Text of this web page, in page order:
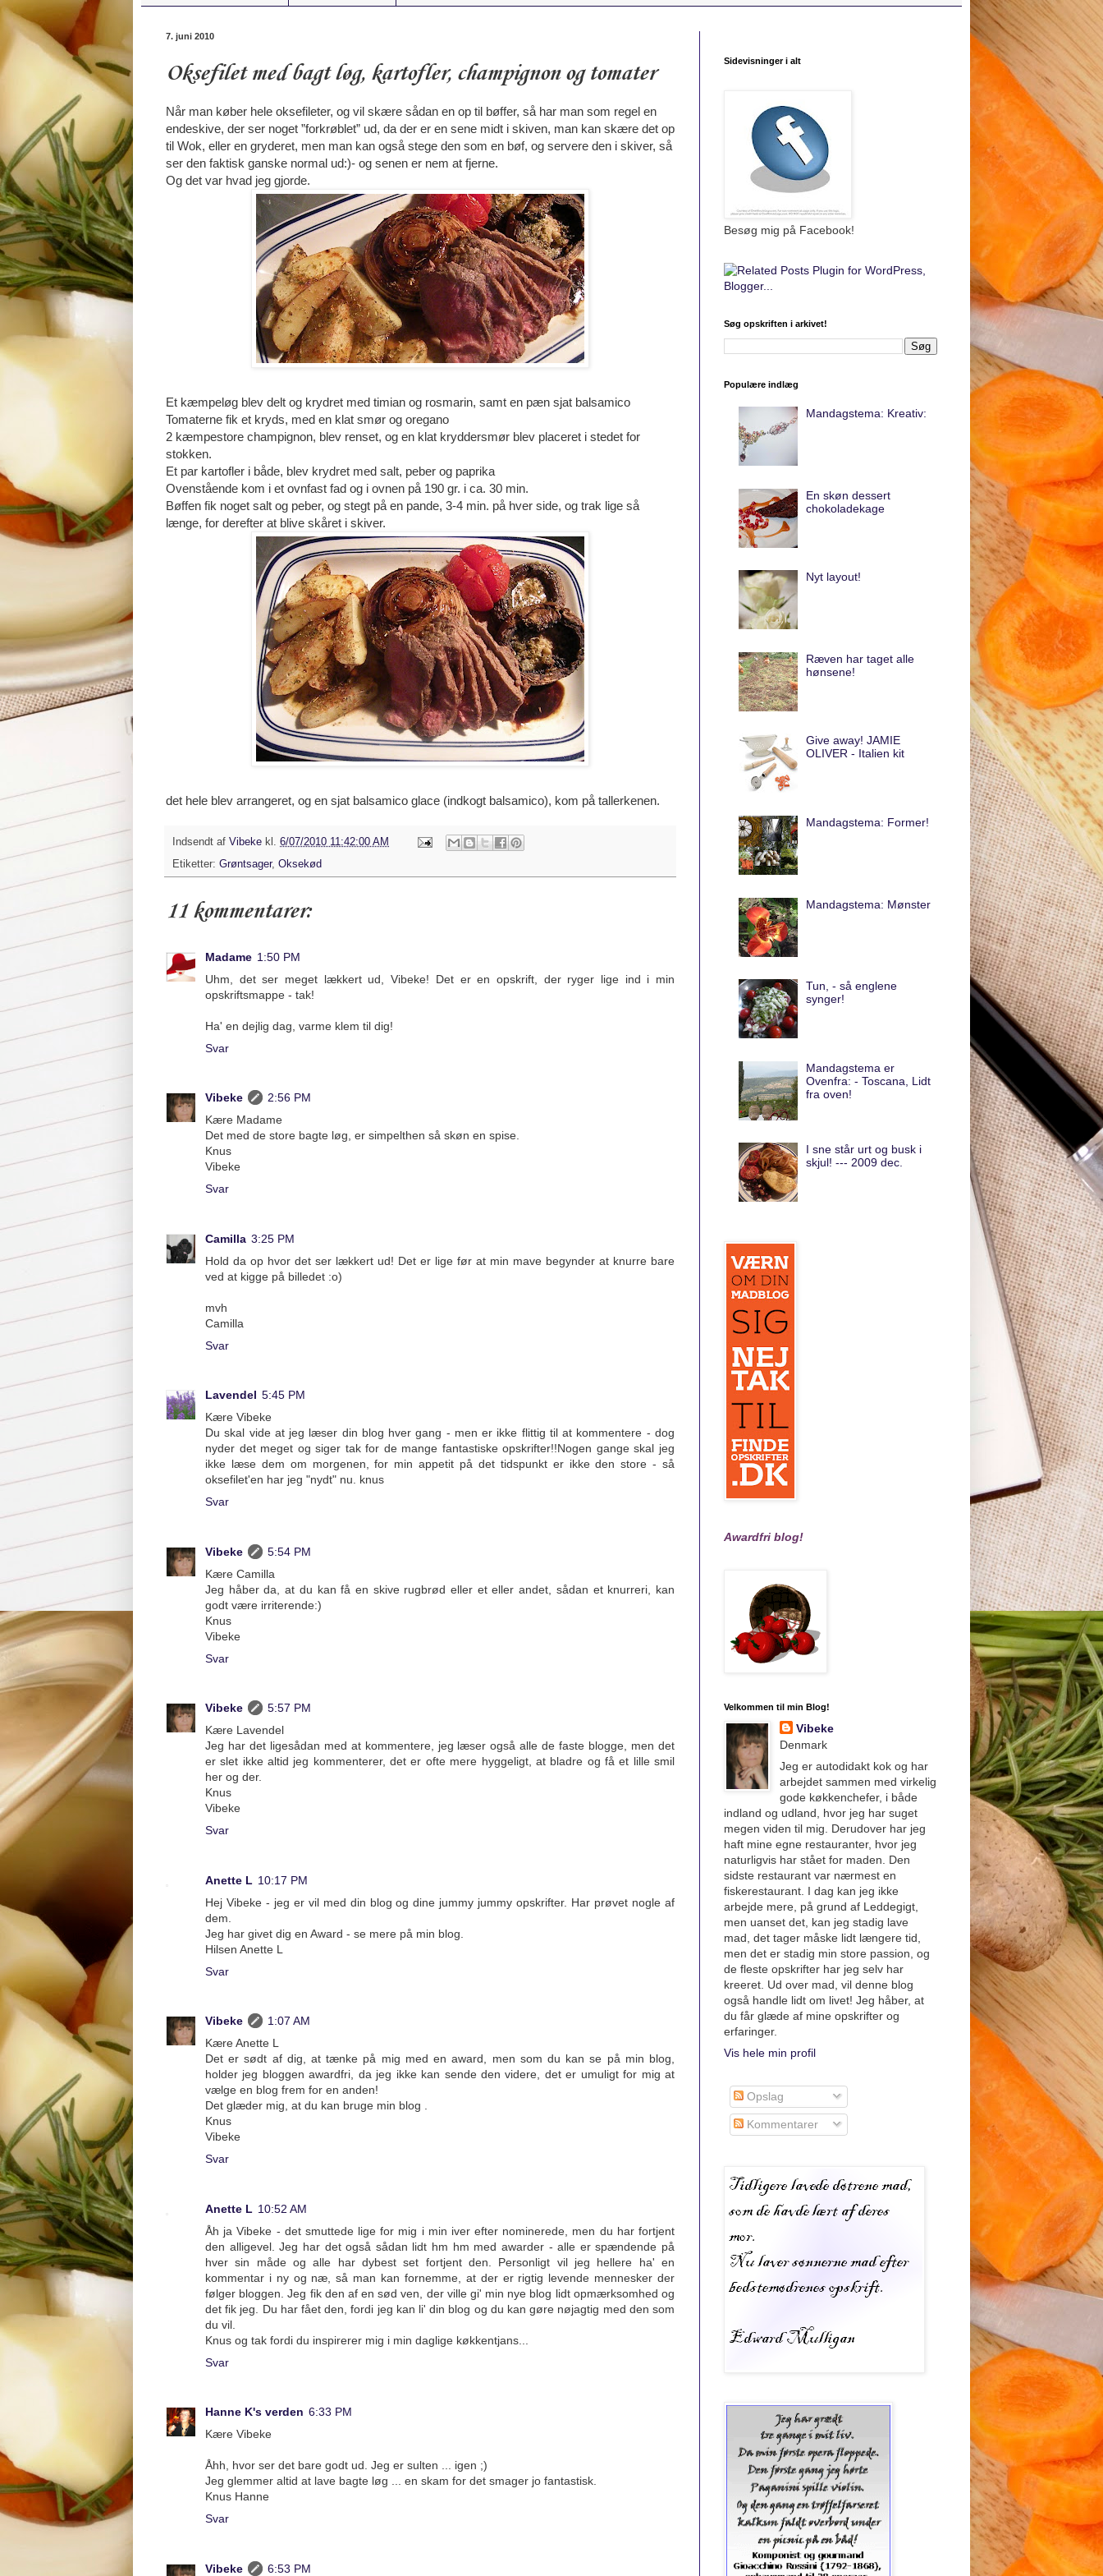
7. juni 2010
Oksefilet med bagt løg, kartofler, champignon og tomater
Når man køber hele oksefileter, og vil skære sådan en op til bøffer, så har man som regel en
endeskive, der ser noget ”forkrøblet” ud, da der er en sene midt i skiven, man kan skære det op
til Wok, eller en gryderet, men man kan også stege den som en bøf, og servere den i skiver, så
ser den faktisk ganske normal ud:)- og senen er nem at fjerne.
Og det var hvad jeg gjorde.
Et kæmpeløg blev delt og krydret med timian og rosmarin, samt en pæn sjat balsamico
Tomaterne fik et kryds, med en klat smør og oregano
2 kæmpestore champignon, blev renset, og en klat kryddersmør blev placeret i stedet for
stokken.
Et par kartofler i både, blev krydret med salt, peber og paprika
Ovenstående kom i et ovnfast fad og i ovnen på 190 gr. i ca. 30 min.
Bøffen fik noget salt og peber, og stegt på en pande, 3-4 min. på hver side, og trak lige så
længe, for derefter at blive skåret i skiver.
det hele blev arrangeret, og en sjat balsamico glace (indkogt balsamico), kom på tallerkenen.
Indsendt af Vibeke kl. 6/07/2010 11:42:00 AM
Etiketter: Grøntsager, Oksekød
11 kommentarer:
Madame 1:50 PM
Uhm, det ser meget lækkert ud, Vibeke! Det er en opskrift, der ryger lige ind i min
opskriftsmappe - tak!
Ha' en dejlig dag, varme klem til dig!
Svar
Vibeke
2:56 PM
Kære Madame
Det med de store bagte løg, er simpelthen så skøn en spise.
Knus
Vibeke
Svar
Camilla 3:25 PM
Hold da op hvor det ser lækkert ud! Det er lige før at min mave begynder at knurre bare
ved at kigge på billedet :o)
mvh
Camilla
Svar
Lavendel 5:45 PM
Kære Vibeke
Du skal vide at jeg læser din blog hver gang - men er ikke flittig til at kommentere - dog
nyder det meget og siger tak for de mange fantastiske opskrifter!!Nogen gange skal jeg
ikke læse dem om morgenen, for min appetit på det tidspunkt er ikke den store - så
oksefilet'en har jeg "nydt" nu. knus
Svar
Vibeke
5:54 PM
Kære Camilla
Jeg håber da, at du kan få en skive rugbrød eller et eller andet, sådan et knurreri, kan
godt være irriterende:)
Knus
Vibeke
Svar
Vibeke
5:57 PM
Kære Lavendel
Jeg har det ligesådan med at kommentere, jeg læser også alle de faste blogge, men det
er slet ikke altid jeg kommenterer, det er ofte mere hyggeligt, at bladre og få et lille smil
her og der.
Knus
Vibeke
Svar
Anette L 10:17 PM
Hej Vibeke - jeg er vil med din blog og dine jummy jummy opskrifter. Har prøvet nogle af
dem.
Jeg har givet dig en Award - se mere på min blog.
Hilsen Anette L
Svar
Vibeke
1:07 AM
Kære Anette L
Det er sødt af dig, at tænke på mig med en award, men som du kan se på min blog,
holder jeg bloggen awardfri, da jeg ikke kan sende den videre, det er umuligt for mig at
vælge en blog frem for en anden!
Det glæder mig, at du kan bruge min blog .
Knus
Vibeke
Svar
Anette L 10:52 AM
Åh ja Vibeke - det smuttede lige for mig i min iver efter nominerede, men du har fortjent
den alligevel. Jeg har det også sådan lidt hm hm med awarder - alle er spændende på
hver sin måde og alle har dybest set fortjent den. Personligt vil jeg hellere ha' en
kommentar i ny og næ, så man kan fornemme, at der er rigtig levende mennesker der
følger bloggen. Jeg fik den af en sød ven, der ville gi' min nye blog lidt opmærksomhed og
det fik jeg. Du har fået den, fordi jeg kan li' din blog og du kan gøre nøjagtig med den som
du vil.
Knus og tak fordi du inspirerer mig i min daglige køkkentjans...
Svar
Hanne K's verden 6:33 PM
Kære Vibeke
Åhh, hvor ser det bare godt ud. Jeg er sulten ... igen ;)
Jeg glemmer altid at lave bagte løg ... en skam for det smager jo fantastisk.
Knus Hanne
Svar
Vibeke 6:53 PM
Sidevisninger i alt
Besøg mig på Facebook!
Søg opskriften i arkivet!
Populære indlæg
Mandagstema: Kreativ:
En skøn dessert
chokoladekage
Nyt layout!
Ræven har taget alle
hønsene!
Give away! JAMIE
OLIVER - Italien kit
Mandagstema: Former!
Mandagstema: Mønster
Tun, - så englene
synger!
Mandagstema er
Ovenfra: - Toscana, Lidt
fra oven!
I sne står urt og busk i
skjul! --- 2009 dec.
Awardfri blog!
Velkommen til min Blog!
Vibeke
Denmark
Jeg er autodidakt kok og har
arbejdet sammen med virkelig
gode køkkenchefer, i både
indland og udland, hvor jeg har suget
megen viden til mig. Derudover har jeg
haft mine egne restauranter, hvor jeg
naturligvis har stået for maden. Den
sidste restaurant var nærmest en
fiskerestaurant. I dag kan jeg ikke
arbejde mere, på grund af Leddegigt,
men uanset det, kan jeg stadig lave
mad, det tager måske lidt længere tid,
men det er stadig min store passion, og
de fleste opskrifter har jeg selv har
kreeret. Ud over mad, vil denne blog
også handle lidt om livet! Jeg håber, at
du får glæde af mine opskrifter og
erfaringer.
Vis hele min profil
Opslag
Kommentarer